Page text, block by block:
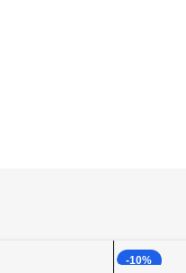
-10%